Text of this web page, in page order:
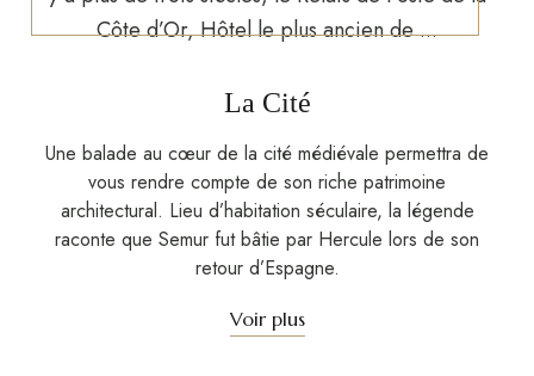
La Cité
Une balade au cœur de la cité médiévale permettra de
vous rendre compte de son riche patrimoine
architectural. Lieu d’habitation séculaire, la légende
raconte que Semur fut bâtie par Hercule lors de son
retour d’Espagne.
Voir plus